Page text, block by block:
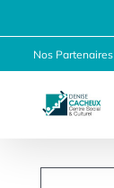
au
contenuNos Partenaires